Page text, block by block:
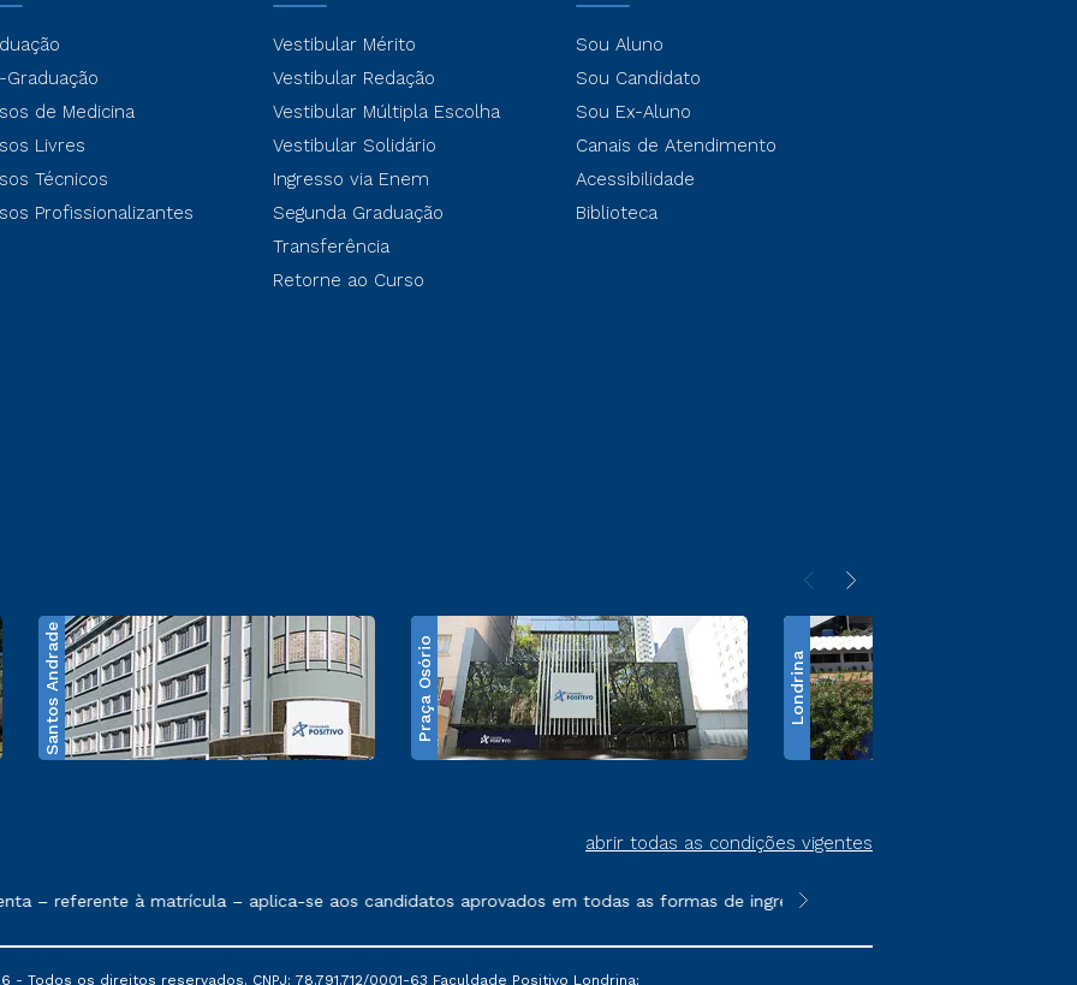
Graduação
de Medicina
Livres
Técnicos
Profissionalizantes
Vestibular Mérito
Vestibular Redação
Vestibular Múltipla Escolha
Vestibular Solidário
Ingresso via Enem
Segunda Graduação
Transferência
Retorne ao Curso
Sou Aluno
Sou Candidato
Sou Ex-Aluno
Canais de Atendimento
Acessibilidade
Biblioteca
Santos Andrade Praça Osório Londrina
abrir todas as condições vigentes
no contrato de prestação de serviços
referente à matrícula – aplica-se aos candidatos aprovados em todas as formas de ingresso, exceto na prova on-line ou
**Semipresencial é um formato do
Todos os direitos reservados. CNPJ: 78.791.712/0001-63 Faculdade Positivo Londrina: